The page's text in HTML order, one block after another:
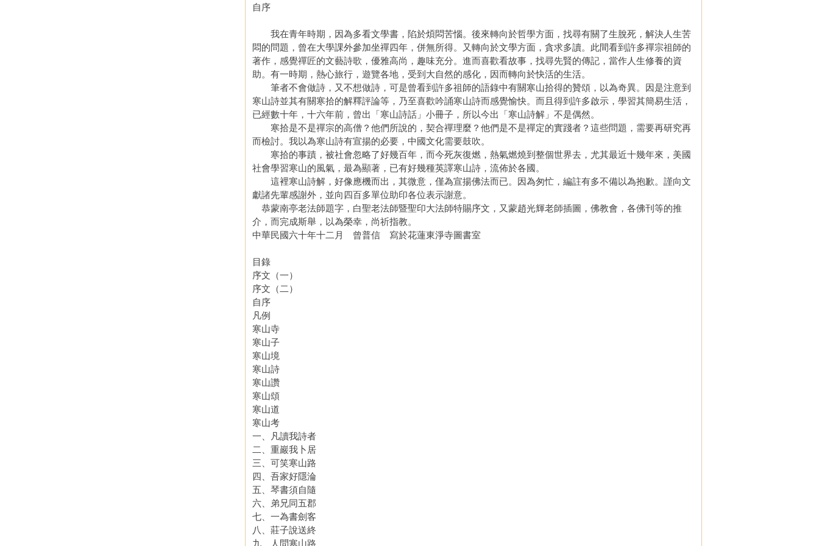
自序
我在青年時期，因為多看文學書，陷於煩悶苦惱。後來轉向於哲學方面，找尋有關了生脫死，解決人生苦
悶的問題，曾在大學課外參加坐禪四年，併無所得。又轉向於文學方面，貪求多讀。此間看到許多禪宗祖師的
著作，感覺禪匠的文藝詩歌，優雅高尚，趣味充分。進而喜歡看故事，找尋先賢的傳記，當作人生修養的資
助。有一時期，熱心旅行，遊覽各地，受到大自然的感化，因而轉向於快活的生活。
筆者不會做詩，又不想做詩，可是曾看到許多祖師的語錄中有關寒山拾得的贊頌，以為奇異。因是注意到
寒山詩並其有關寒拾的解釋評論等，乃至喜歡吟誦寒山詩而感覺愉快。而且得到許多啟示，學習其簡易生活，
已經數十年，十六年前，曾出「寒山詩話」小冊子，所以今出「寒山詩解」不是偶然。
寒拾是不是禪宗的高僧？他們所說的，契合禪理麼？他們是不是禪定的實踐者？這些問題，需要再研究再
而檢討。我以為寒山詩有宣揚的必要，中國文化需要鼓吹。
寒拾的事蹟，被社會忽略了好幾百年，而今死灰復燃，熱氣燃燒到整個世界去，尤其最近十幾年來，美國
社會學習寒山的風氣，最為顯著，已有好幾種英譯寒山詩，流佈於各國。
這裡寒山詩解，好像應機而出，其微意，僅為宣揚佛法而已。因為匆忙，編註有多不備以為抱歉。謹向文
獻諸先輩感謝外，並向四百多單位助印各位表示謝意。
恭蒙南亭老法師題字，白聖老法師暨聖印大法師特賜序文，又蒙趙光輝老師插圖，佛教會，各佛刊等的推
介，而完成斯舉，以為榮幸，尚祈指教。
中華民國六十年十二月 曾普信 寫於花蓮東淨寺圖書室
目錄
序文（一）
序文（二）
自序
凡例
寒山寺
寒山子
寒山境
寒山詩
寒山讚
寒山頌
寒山道
寒山考
一、凡讀我詩者
二、重巖我卜居
三、可笑寒山路
四、吾家好隱淪
五、琴書須自隨
六、弟兄同五郡
七、一為書劍客
八、莊子說送終
九、人問寒山路